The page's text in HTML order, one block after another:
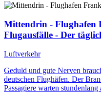
Mittendrin - Flughafen
Flugausfälle - Der
Luftverkehr
Geduld und gute Nerven
deutschen Flughäfen. Der
Passagiere warten